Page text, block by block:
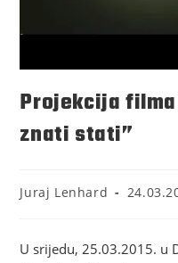
Projekcija
znati stati”
Juraj Lenhard
U srijedu, 25.03.2015. u